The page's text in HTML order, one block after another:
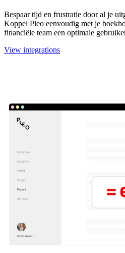
Bespaar tijd en frustratie door al je
Koppel Pleo eenvoudig met je
financiële team een optimale
View integrations